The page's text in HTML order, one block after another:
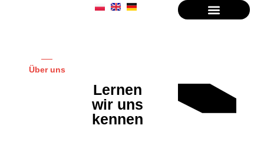
Über uns
Lernen
wir uns
kennen